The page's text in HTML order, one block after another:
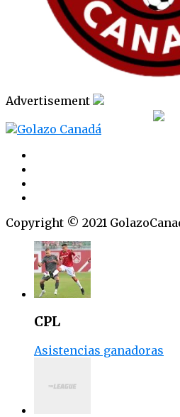
Advertisement
Copyright © 2021
CPL
Asistencias ganadoras